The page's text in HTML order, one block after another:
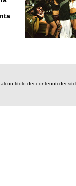
titolo dei contenuti dei siti